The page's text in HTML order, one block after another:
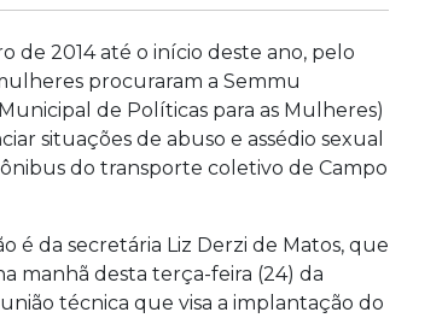
de 2014 até o início deste ano, pelo
procuraram a Semmu
de Políticas para as Mulheres)
situações de abuso e assédio sexual
do transporte coletivo de Campo
é da secretária Liz Derzi de Matos, que
manhã desta terça-feira (24) da
técnica que visa a implantação do